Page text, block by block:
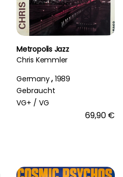
Metropolis Jazz
Chris Kemmler
Germany, 1989
Gebraucht
VG+ / VG
69,90 €